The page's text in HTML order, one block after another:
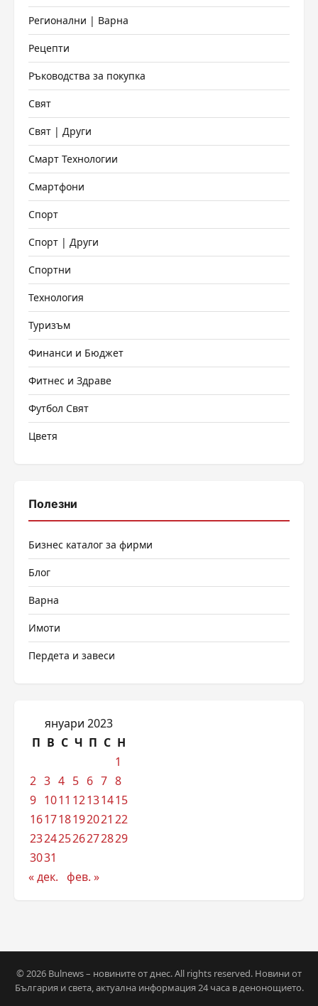
Регионални | Варна
Рецепти
Ръководства за покупка
Свят
Свят | Други
Смарт Технологии
Смартфони
Спорт
Спорт | Други
Спортни
Технология
Туризъм
Финанси и Бюджет
Фитнес и Здраве
Футбол Свят
Цветя
Полезни
Бизнес каталог за фирми
Блог
Варна
Имоти
Пердета и завеси
януари 2023
П В С Ч П С Н
1
2 3 4 5 6 7 8
9 1011 12131415
161718192021 22
23242526272829
3031
« дек. фев. »
© 2026 Bulnews – новините от днес. All rights reserved. Новини от
България и света, актуална информация 24 часа в денонощието.